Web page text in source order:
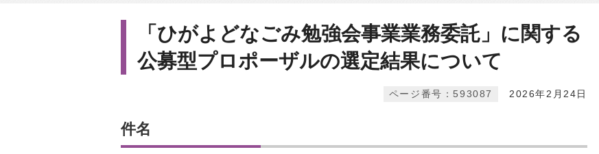
「ひがよどなごみ勉強会事業業務委託」に関する
公募型プロポーザルの選定結果について
2026年2月24日
ページ番号：593087
件名